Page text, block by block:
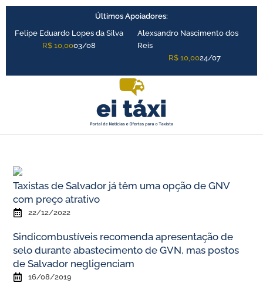
Últimos Apoiadores:
Felipe Eduardo Lopes da Silva
R$ 10,0003/08
Alexsandro Nascimento dos
Reis
R$ 10,0024/07
Taxistas de Salvador já têm uma opção de GNV
com preço atrativo
22/12/2022
Sindicombustíveis recomenda apresentação de
selo durante abastecimento de GVN, mas postos
de Salvador negligenciam
16/08/2019